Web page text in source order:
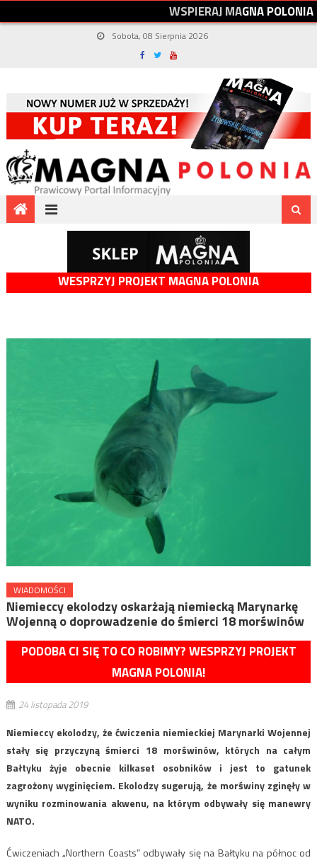
WSPIERAJMAGNAPOLONIA
Sobota, 08 Sierpnia 2026
WESPRZYJ PROJEKT MAGNA POLONIA
WIADOMOŚCI
Niemieccy ekolodzy oskarżają niemiecką Marynarkę
Wojenną o doprowadzenie do śmierci 18 morświnów
PODOBA CI SIĘ TO CO ROBIMY? WESPRZYJ PROJEKT
MAGNA POLONIA!
24 listopada 2019
Niemieccy ekolodzy, że ćwiczenia niemieckiej Marynarki Wojennej
stały się przyczyną śmierci 18 morświnów, których na całym
Bałtyku żyje obecnie kilkaset osobników i jest to gatunek
zagrożony wyginięciem. Ekolodzy sugerują, że morświny zginęły w
wyniku rozminowania akwenu, na którym odbywały się manewry
NATO.
Ćwiczeniach „Northern Coasts” odbywały się na Bałtyku na północ od